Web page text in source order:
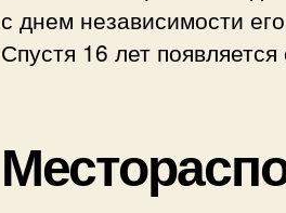
с днем независимости
Спустя 16 лет